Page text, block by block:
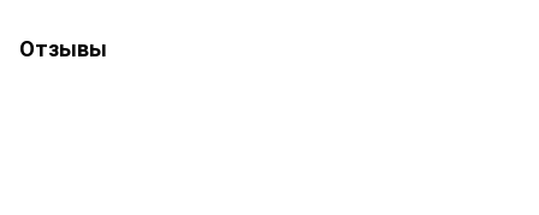
Отзывы